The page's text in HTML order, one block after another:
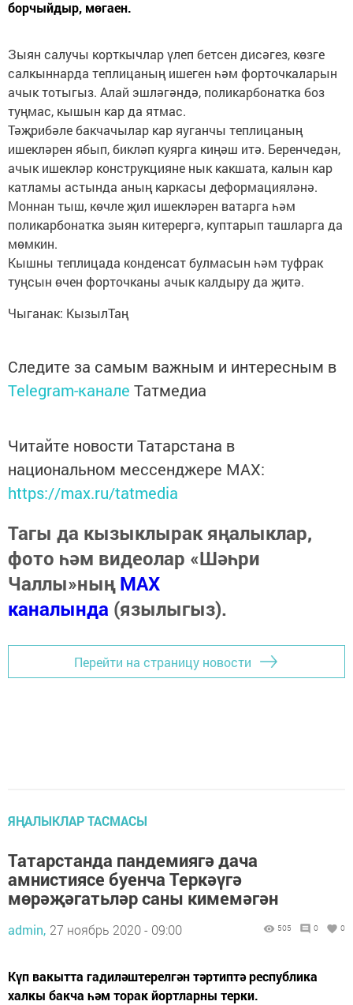
борчыйдыр, мөгаен.
Зыян салучы корткычлар үлеп бетсен дисәгез, көзге
салкыннарда теплицаның ишеген һәм форточкаларын
ачык тотыгыз. Алай эшлә­гәндә, поликарбонатка боз
туңмас, кышын кар да ятмас.
Тәҗрибәле бакчачылар кар яуганчы теплицаның
ишекләрен ябып, бикләп куярга киңәш итә. Беренчедән,
ачык ишекләр конструкцияне нык какшата, калын кар
катламы астында аның каркасы деформацияләнә.
Моннан тыш, көчле җил ишекләрен ватарга һәм
поликарбонатка зыян китерергә, куптарып ташларга да
мөмкин.
Кышны теплицада конденсат булмасын һәм туфрак
туңсын өчен форточканы ачык калдыру да җитә.
Чыганак: КызылТаң
Следите за самым важным и интересным в
Telegram-канале Татмедиа
Читайте новости Татарстана в
национальном мессенджере MАХ:
https://max.ru/tatmedia
Тагы да кызыклырак яңалыклар,
фото һәм видеолар «Шәһри
Чаллы»ныңMAX
каналында (язылыгыз).
Перейти на страницу новости
ЯҢАЛЫКЛАР ТАСМАСЫ
Татарстанда пандемиягә дача
амнистиясе буенча Теркәүгә
мөрәҗәгатьләр саны кимемәгән
admin, 27 ноябрь 2020 - 09:00 505 0 0
Күп вакытта гадиләштерелгән тәртиптә республика
халкы бакча һәм торак йортларны терки.